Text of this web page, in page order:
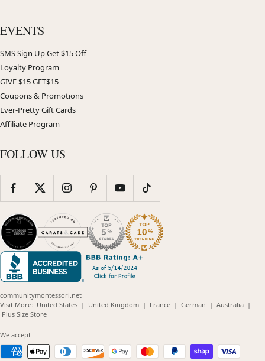
EVENTS
SMS Sign Up Get $15 Off
Loyalty Program
GIVE $15 GET$15
Coupons & Promotions
Ever-Pretty Gift Cards
Affiliate Program
FOLLOW US
communitymontessori.net
Visit More: United States(opens
| United Kingdom(opens
| France(opens
| German (opens
| Australia(opens
|
Plus Size Store(opens
We accept